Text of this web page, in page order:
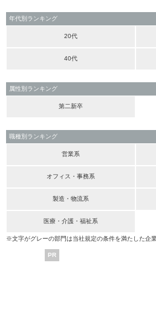
年代別ランキング
20代
40代
属性別ランキング
第二新卒
職種別ランキング
営業系
オフィス・事務系
製造・物流系
医療・介護・福祉系
※文字がグレーの部門は当社規定の条件を満たした企
PR